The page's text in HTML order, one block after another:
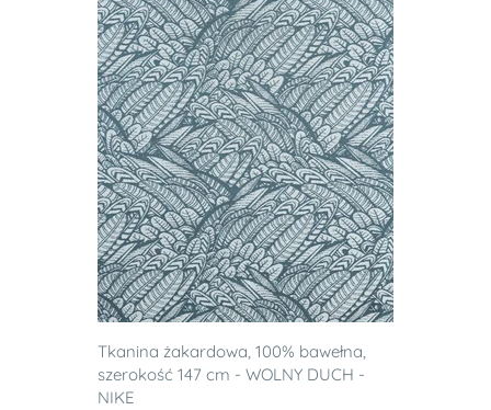
Tkanina żakardowa, 100% bawełna,
szerokość 147 cm - WOLNY DUCH -
NIKE